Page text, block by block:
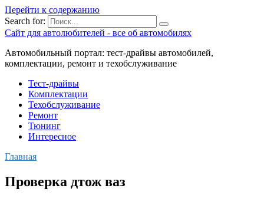
Перейти к содержанию
Search for:
Сайт для автолюбителей - все об автомобилях
Автомобильный портал: тест-драйвы автомобилей,
комплектации, ремонт и техобслуживание
Тест-драйвы
Комплектации
Техобслуживание
Ремонт
Тюнинг
Интересное
Главная
Проверка дтож ваз